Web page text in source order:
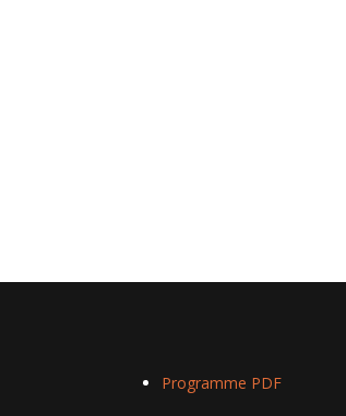
Programme PDF